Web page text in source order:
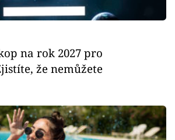
na rok 2027 pro
že nemůžete